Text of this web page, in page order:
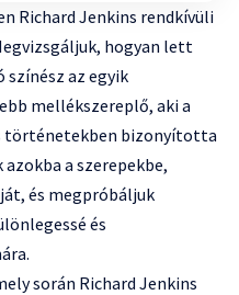
Richard Jenkins rendkívüli
hogyan lett
színész az egyik
mellékszereplő, aki a
történetekben bizonyította
a szerepekbe,
és megpróbáljuk
és
során Richard Jenkins